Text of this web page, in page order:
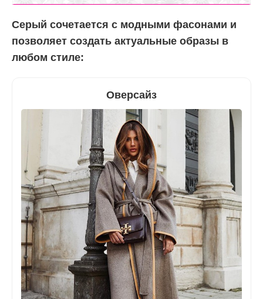
Серый сочетается с модными фасонами и
позволяет создать актуальные образы в
любом стиле:
Оверсайз